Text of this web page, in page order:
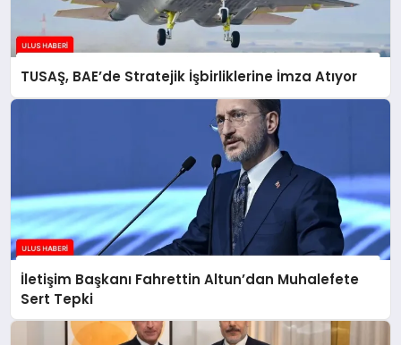
TUSAŞ, BAE’de Stratejik İşbirliklerine İmza Atıyor
İletişim Başkanı Fahrettin Altun’dan Muhalefete
Sert Tepki